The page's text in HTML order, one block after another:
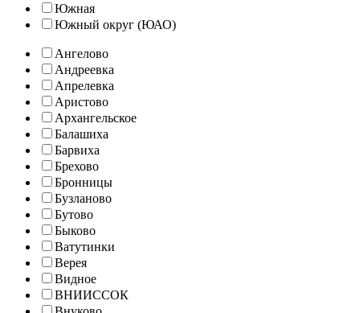
Южная
Южный округ (ЮАО)
Ангелово
Андреевка
Апрелевка
Аристово
Архангельское
Балашиха
Барвиха
Брехово
Бронницы
Бузланово
Бутово
Быково
Ватутинки
Верея
Видное
ВНИИССОК